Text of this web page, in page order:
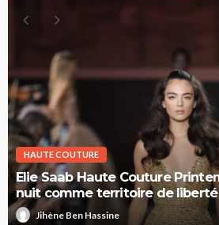
HAUTE COUTURE
Elie Saab Haute Couture
nuit comme territoire de liberté
Jihène Ben Hassine